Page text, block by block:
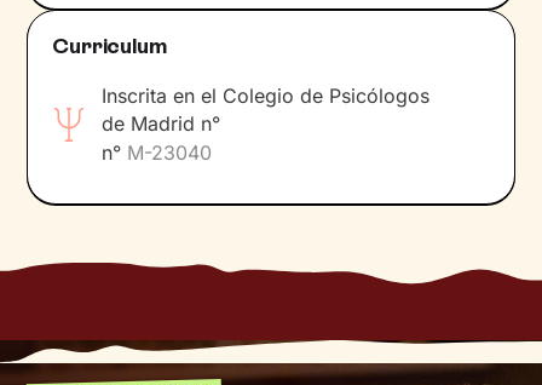
familia y amigos.
Español e Inglés.
Curriculum
Inscrita en el Colegio de Psicólogos
de Madrid n°
n° M-23040